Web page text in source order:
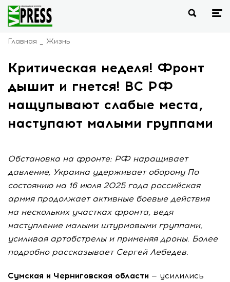
Главная Жизнь
Критическая неделя! Фронт
дышит и гнется! ВС РФ
нащупывают слабые места,
наступают малыми группами
Обстановка на фронте: РФ наращивает
давление, Украина удерживает оборону По
состоянию на 16 июля 2025 года российская
армия продолжает активные боевые действия
на нескольких участках фронта, ведя
наступление малыми штурмовыми группами,
усиливая артобстрелы и применяя дроны. Более
подробно рассказывает Сергей Лебедев.
Сумская и Черниговская области — усилились